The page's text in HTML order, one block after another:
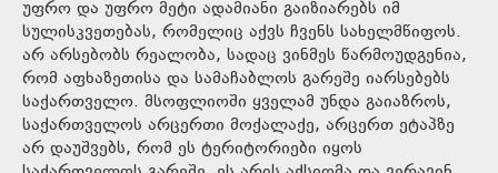
უფრო და უფრო მეტი ადამიანი გაიზიარებს იმ
სულისკვეთებას, რომელიც აქვს ჩვენს სახელმწიფოს.
არ არსებობს რეალობა, სადაც ვინმეს წარმოუდგენია,
რომ აფხაზეთისა და სამაჩაბლოს გარეშე იარსებებს
საქართველო. მსოფლიოში ყველამ უნდა გაიაზროს,
საქართველოს არცერთი მოქალაქე, არცერთ ეტაპზე
არ დაუშვებს, რომ ეს ტერიტორიები იყოს